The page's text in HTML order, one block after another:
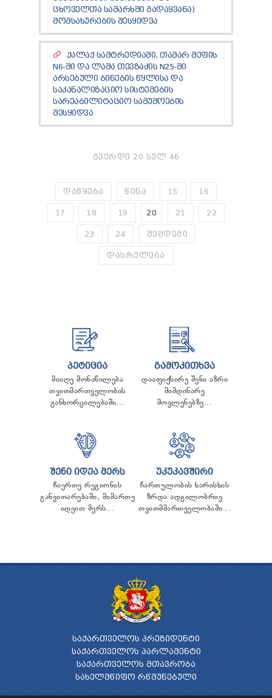
ᲪᲮᲝᲕᲔᲚᲗᲐ ᲡᲐᲛᲐᲠᲮᲨᲘ ᲒᲐᲓᲐᲧᲕᲐᲜᲐ)
ᲛᲝᲛᲡᲐᲮᲣᲠᲔᲑᲘᲡ ᲨᲔᲡᲧᲘᲓᲕᲐ
ᲥᲐᲚᲐᲥ ᲡᲐᲛᲢᲠᲔᲓᲘᲐᲨᲘ, ᲗᲐᲛᲐᲠ ᲛᲔᲤᲘᲡ
N6-ᲨᲘ ᲓᲐ ᲚᲐᲨᲐ ᲗᲔᲕᲖᲐᲫᲘᲡ N25-ᲨᲘ
ᲐᲠᲡᲔᲑᲣᲚᲘ ᲑᲘᲜᲔᲑᲘᲡ ᲬᲧᲚᲘᲡᲐ ᲓᲐ
ᲡᲐᲙᲐᲜᲐᲚᲘᲖᲐᲪᲘᲝ ᲡᲘᲡᲢᲔᲛᲔᲑᲘᲡ
ᲡᲐᲠᲔᲐᲑᲘᲚᲘᲢᲐᲪᲘᲝ ᲡᲐᲛᲣᲨᲝᲔᲑᲘᲡ
ᲨᲔᲡᲧᲘᲓᲕᲐ
ᲒᲕᲔᲠᲓᲘ 20 ᲡᲣᲚ 46
ᲓᲐᲬᲧᲔᲑᲐ ᲬᲘᲜᲐ 15 16
17 18 19 20 21 22
23 24 ᲨᲔᲛᲓᲔᲒᲘ
ᲓᲐᲡᲠᲣᲚᲔᲑᲐ
ᲞᲔᲢᲘᲪᲘᲐ
მიიღე მონაწილება
თვითმართველობის
განხორცილებაში...
ᲒᲐᲛᲝᲙᲘᲗᲮᲕᲐ
დააფიქსირე შენი აზრი
მიმდინარე
მოვლენებზე...
ᲨᲔᲜᲘ ᲘᲓᲔᲐ ᲛᲔᲠᲡ
ჩაერთე რეგიონის
განვითარებაში, მიმართე
იდეით მერს...
ᲣᲙᲣᲙᲐᲕᲨᲘᲠᲘ
ჩართულობის ხარისხის
ზრდა ადგილობრივ
თვითმმართველობაში...
ᲡᲐᲥᲐᲠᲗᲕᲔᲚᲝᲡ ᲞᲠᲔᲖᲘᲓᲔᲜᲢᲘ
ᲡᲐᲥᲐᲠᲗᲕᲔᲚᲝᲡ ᲞᲐᲠᲚᲐᲛᲔᲜᲢᲘ
ᲡᲐᲥᲐᲠᲗᲕᲔᲚᲝᲡ ᲛᲗᲐᲕᲠᲝᲑᲐ
ᲡᲐᲮᲔᲚᲛᲬᲘᲤᲝ ᲠᲬᲛᲣᲜᲔᲑᲣᲚᲘ